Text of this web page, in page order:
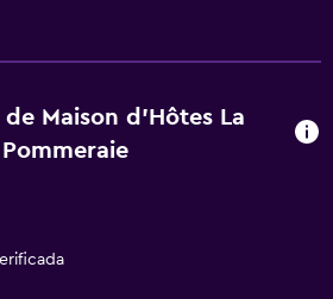
Maison d'Hôtes La
Pommeraie